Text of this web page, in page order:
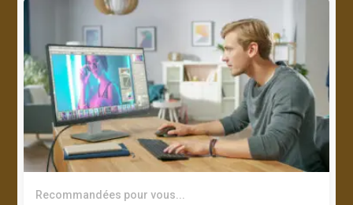
Recommandées pour vous...